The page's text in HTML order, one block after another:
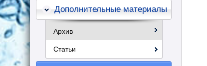
Дополнительные материалы
Архив
Статьи